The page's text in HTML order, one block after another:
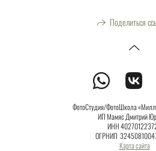
Поделиться
ФотоСтудия/ФотоШкола
ИП Мамяс Дмитрий
ИНН
ОГРНИП
Карта сайта